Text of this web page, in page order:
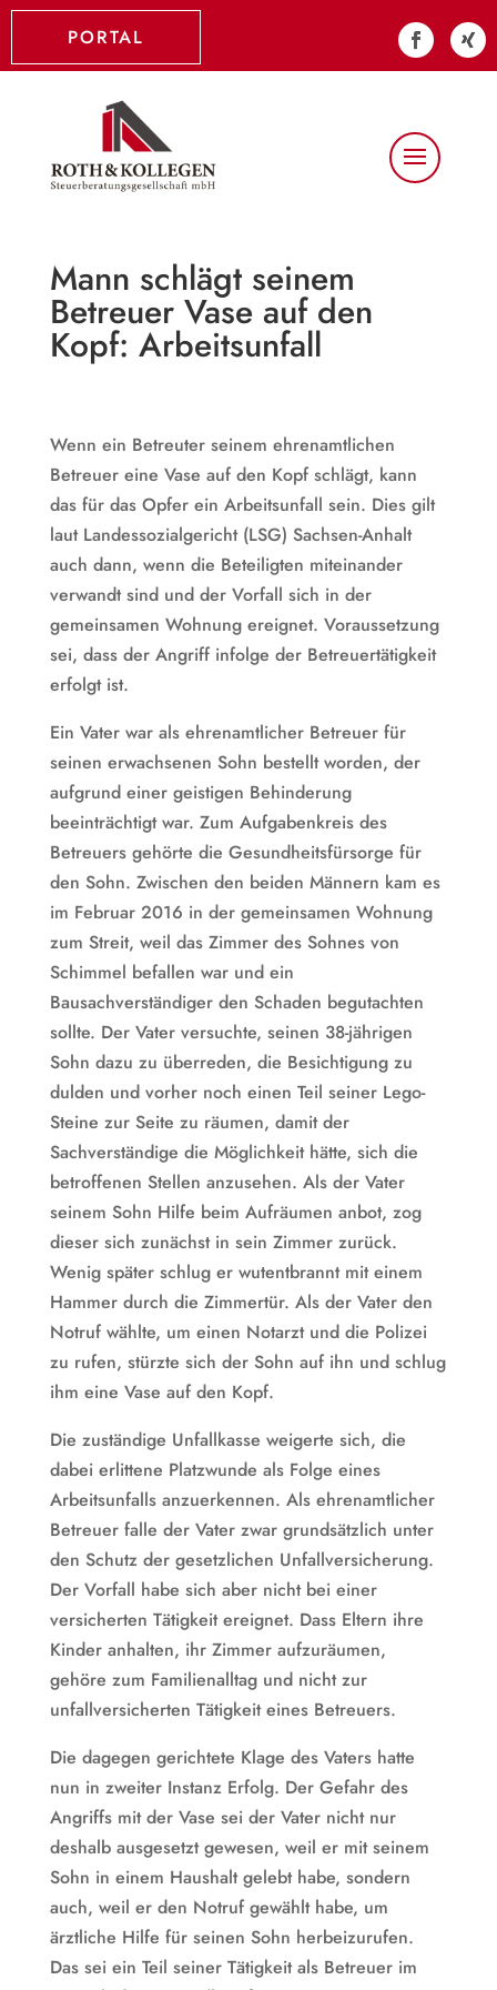
PORTAL
Mann schlägt seinem
Betreuer Vase auf den
Kopf: Arbeitsunfall
Wenn ein Betreuter seinem ehrenamtlichen
Betreuer eine Vase auf den Kopf schlägt, kann
das für das Opfer ein Arbeitsunfall sein. Dies gilt
laut Landessozialgericht (LSG) Sachsen-Anhalt
auch dann, wenn die Beteiligten miteinander
verwandt sind und der Vorfall sich in der
gemeinsamen Wohnung ereignet. Voraussetzung
sei, dass der Angriff infolge der Betreuertätigkeit
erfolgt ist.
Ein Vater war als ehrenamtlicher Betreuer für
seinen erwachsenen Sohn bestellt worden, der
aufgrund einer geistigen Behinderung
beeinträchtigt war. Zum Aufgabenkreis des
Betreuers gehörte die Gesundheitsfürsorge für
den Sohn. Zwischen den beiden Männern kam es
im Februar 2016 in der gemeinsamen Wohnung
zum Streit, weil das Zimmer des Sohnes von
Schimmel befallen war und ein
Bausachverständiger den Schaden begutachten
sollte. Der Vater versuchte, seinen 38-jährigen
Sohn dazu zu überreden, die Besichtigung zu
dulden und vorher noch einen Teil seiner Lego-
Steine zur Seite zu räumen, damit der
Sachverständige die Möglichkeit hätte, sich die
betroffenen Stellen anzusehen. Als der Vater
seinem Sohn Hilfe beim Aufräumen anbot, zog
dieser sich zunächst in sein Zimmer zurück.
Wenig später schlug er wutentbrannt mit einem
Hammer durch die Zimmertür. Als der Vater den
Notruf wählte, um einen Notarzt und die Polizei
zu rufen, stürzte sich der Sohn auf ihn und schlug
ihm eine Vase auf den Kopf.
Die zuständige Unfallkasse weigerte sich, die
dabei erlittene Platzwunde als Folge eines
Arbeitsunfalls anzuerkennen. Als ehrenamtlicher
Betreuer falle der Vater zwar grundsätzlich unter
den Schutz der gesetzlichen Unfallversicherung.
Der Vorfall habe sich aber nicht bei einer
versicherten Tätigkeit ereignet. Dass Eltern ihre
Kinder anhalten, ihr Zimmer aufzuräumen,
gehöre zum Familienalltag und nicht zur
unfallversicherten Tätigkeit eines Betreuers.
Die dagegen gerichtete Klage des Vaters hatte
nun in zweiter Instanz Erfolg. Der Gefahr des
Angriffs mit der Vase sei der Vater nicht nur
deshalb ausgesetzt gewesen, weil er mit seinem
Sohn in einem Haushalt gelebt habe, sondern
auch, weil er den Notruf gewählt habe, um
ärztliche Hilfe für seinen Sohn herbeizurufen.
Das sei ein Teil seiner Tätigkeit als Betreuer im